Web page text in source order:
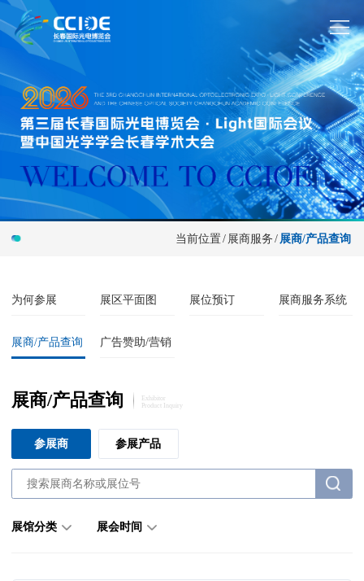
当前位置/ 展商服务 /展商/产品查询
为何参展 展区平面图 展位预订 展商服务系统
展商/产品查询 广告赞助/营销
展商/产品查询
Exhibitor
Product Inquiry
参展商 参展产品
展馆分类 展会时间